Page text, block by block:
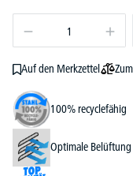
Auf den Merkzettel
100% recyclefähig
Optimale